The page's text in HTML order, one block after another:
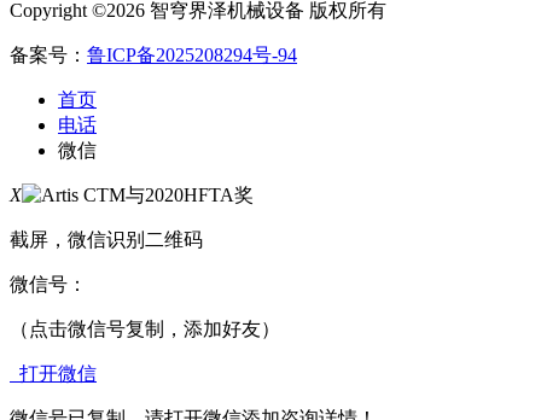
Copyright ©2026 智穹界泽机械设备 版权所有
备案号： 鲁ICP备2025208294号-94
首页
电话
微信
X
截屏，微信识别二维码
微信号：
（点击微信号复制，添加好友）
打开微信